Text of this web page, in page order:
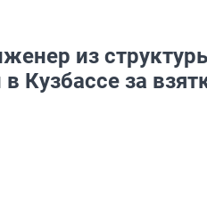
из
Кузбассе за